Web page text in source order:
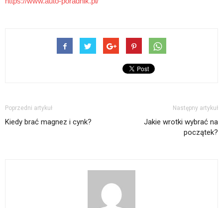
Poprzedni artykuł
Kiedy brać magnez i cynk?
Następny artykuł
Jakie wrotki wybrać na
początek?